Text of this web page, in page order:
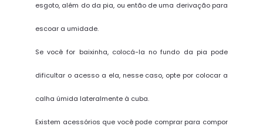
esgoto, além do da pia, ou então de uma derivação para
escoar a umidade.
Se você for baixinha, colocá-la no fundo da pia pode
dificultar o acesso a ela, nesse caso, opte por colocar a
calha úmida lateralmente à cuba.
Existem acessórios que você pode comprar para compor